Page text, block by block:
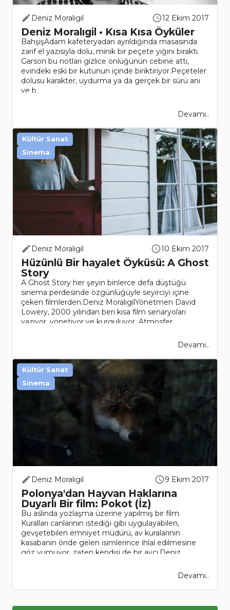
Deniz Moralıgil 12 Ekim 2017
Deniz Moralıgil • Kısa Kısa Öyküler
BahşişAdam kafeteryadan ayrıldığında masasında
zarif el yazısıyla dolu, minik bir peçete yığını bıraktı.
Garson bu notları gizlice önlüğünün cebine attı,
evindeki eski bir kutunun içinde biriktiriyor.Peçeteler
dolusu karakter, uydurma ya da gerçek bir sürü anı
ve b..
Devamı..
Deniz Moralıgil 10 Ekim 2017
Hüzünlü Bir hayalet Öyküsü: A Ghost
Story
A Ghost Story her şeyin binlerce defa düştüğü
sinema perdesinde özgünlüğüyle seyirciyi içine
çeken filmlerden.Deniz MoralıgilYönetmen David
Lowery, 2000 yılından beri kısa film senaryoları
yazıyor, yönetiyor ve kurguluyor. Atmosfer
Devamı..
Kültür Sanat
Sinema
Deniz Moralıgil 9 Ekim 2017
Polonya'dan Hayvan Haklarına
Duyarlı Bir film: Pokot (İz)
Bu aslında yozlaşma üzerine yapılmış bir film.
Kuralları canlarının istediği gibi uygulayabilen,
gevşetebilen emniyet müdürü, av kuralarının
kasabanın önde gelen isimlerince ihlal edilmesine
göz yumuyor, zaten kendisi de bir avcı.Deniz
Devamı..
Kültür Sanat
Sinema